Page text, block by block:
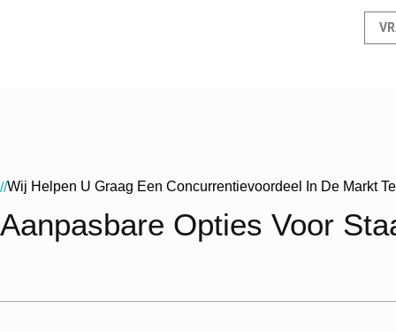
//Wij Helpen U Graag Een Concurrentievoordeel In De Markt
Aanpasbare Opties Voor